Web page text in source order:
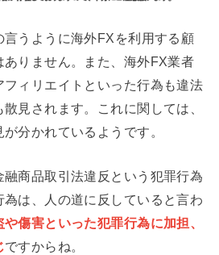
うように海外FXを利用する顧
りません。また、海外FX業者
ィリエイトといった行為も違法
見されます。これに関しては、
分かれているようです。
融商品取引法違反という犯罪行為
は、人の道に反していると言わ
や傷害といった犯罪行為に加担、
ですからね。